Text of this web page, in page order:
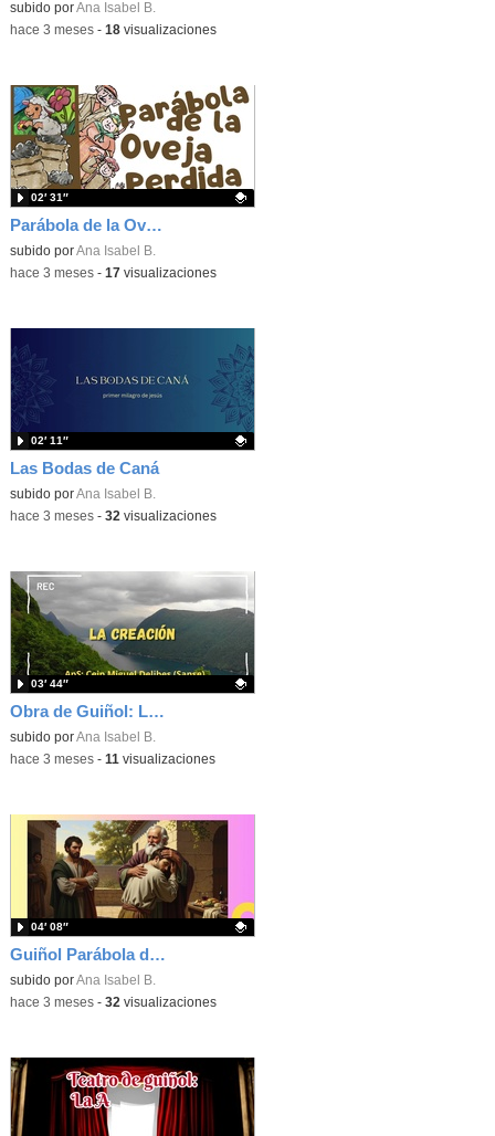
Contenido educativo.
subido porAna Isabel B.
-hace 3 meses- 18visualizaciones
Parábola de la Oveja Perdida
Contenido educativo.
subido porAna Isabel B.
02′ 31″
-hace 3 meses- 17 visualizaciones
Las Bodas de Caná
Contenido educativo.
subido porAna Isabel B.
02′ 11″
-hace 3 meses- 32 visualizaciones
Obra de Guiñol: LA CREACIÓN DE DIOS
Contenido educativo.
subido porAna Isabel B.
03′ 44″
-hace 3 meses- 11 visualizaciones
Guiñol Parábola del Hijo Pródigo
Contenido educativo.
subido porAna Isabel B.
04′ 08″
-hace 3 meses- 32 visualizaciones